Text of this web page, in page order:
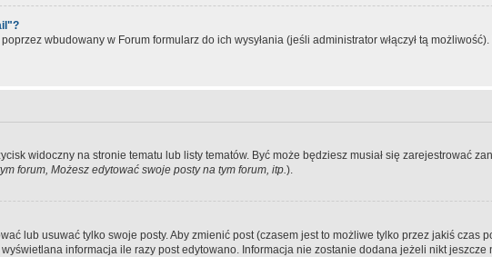
wbudowany w Forum formularz do ich wysyłania (jeśli administrator włączył tą
widoczny na stronie tematu lub listy tematów. Być może będziesz musiał się zarejestrować
forum, Możesz edytować swoje posty na tym forum, itp.).
lub usuwać tylko swoje posty. Aby zmienić post (czasem jest to możliwe tylko przez jakiś czas
informacja ile razy post edytowano. Informacja nie zostanie dodana jeżeli nikt